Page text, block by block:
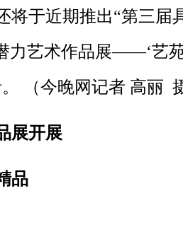
将于近期推出“第三
力艺术作品展——‘艺
（今晚网记者 高丽
展开展
品